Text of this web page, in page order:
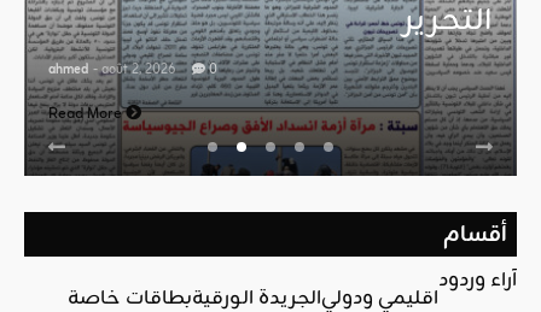
التحرير
ahmed - août 2, 2026 0
Read More
أقسام
آراء وردود
اقليمي ودوليالجريدة الورقيةبطاقات خاصة